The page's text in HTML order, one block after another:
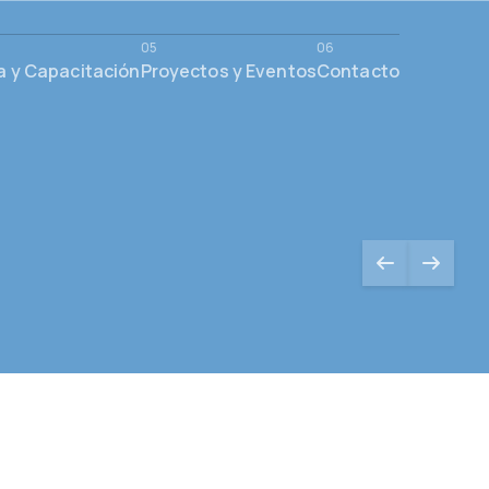
y CapacitaciónProyectos y EventosContacto